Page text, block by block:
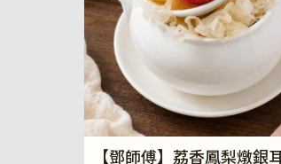
【鄧師傅】荔香鳳梨燉銀